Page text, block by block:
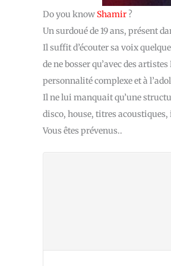
Do you know Shamir ?
Un surdoué de 19 ans, présent
Il suffit d’écouter sa voix
de ne bosser qu’avec des
personnalité complexe et à
Il ne lui manquait qu’une
disco, house, titres
Vous êtes prévenus..